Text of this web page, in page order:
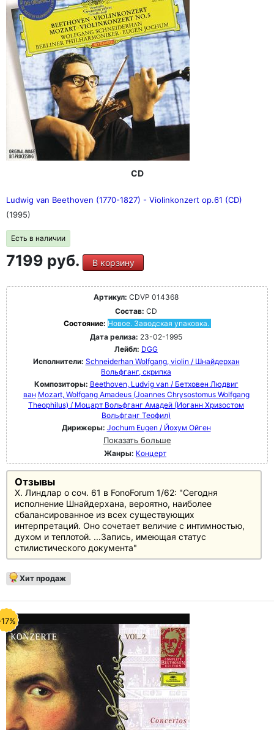
CD
Ludwig van Beethoven (1770-1827) - Violinkonzert op.61 (CD)
(1995)
Есть в наличии
7199 руб. В корзину
Артикул: CDVP 014368
Состав: CD
Состояние: Новое. Заводская упаковка.
Дата релиза: 23-02-1995
Лейбл: DGG
Исполнители: Schneiderhan Wolfgang, violin / Шнайдерхан
Вольфганг, скрипка
Композиторы: Beethoven, Ludvig van / Бетховен Людвиг
ван Mozart, Wolfgang Amadeus (Joannes Chrysostomus Wolfgang
Theophilus) / Моцарт Вольфганг Амадей (Иоганн Хризостом
Вольфганг Теофил)
Дирижеры: Jochum Eugen / Йохум Ойген
Показать больше
Жанры: Концерт
Отзывы
Х. Линдлар о соч. 61 в FonoForum 1/62: "Сегодня
исполнение Шнайдерхана, вероятно, наиболее
сбалансированное из всех существующих
интерпретаций. Оно сочетает величие с интимностью,
духом и теплотой. ...Запись, имеющая статус
стилистического документа"
Хит продаж